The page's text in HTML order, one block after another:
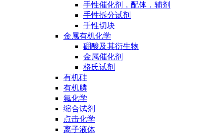
手性催化剂，配体，辅剂
手性拆分试剂
手性切块
金属有机化学
硼酸及其衍生物
金属催化剂
格氏试剂
有机硅
有机膦
氟化学
缩合试剂
点击化学
离子液体